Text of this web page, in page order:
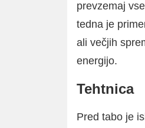
prevzemaj
tedna je
ali večjih
energijo.
Tehtnica
Pred tabo je